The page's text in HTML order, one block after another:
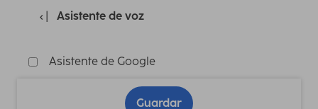
Asistente de voz
Asistente de Google
Guardar